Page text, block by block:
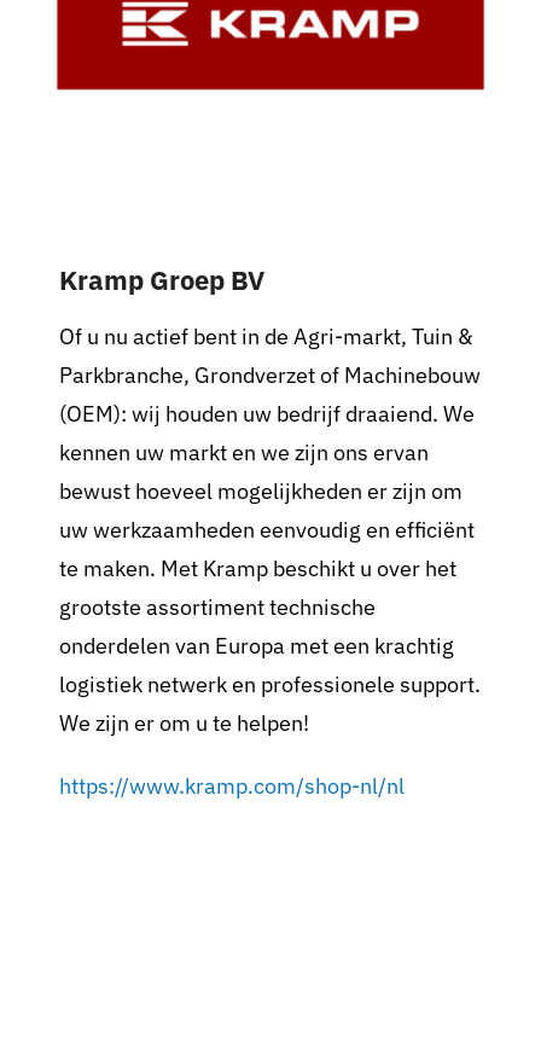
Zoeken
naar:
Kramp Groep BV
Of u nu actief bent in de Agri-markt, Tuin &
Parkbranche, Grondverzet of Machinebouw
(OEM): wij houden uw bedrijf draaiend. We
kennen uw markt en we zijn ons ervan
bewust hoeveel mogelijkheden er zijn om
uw werkzaamheden eenvoudig en efficiënt
te maken. Met Kramp beschikt u over het
grootste assortiment technische
onderdelen van Europa met een krachtig
logistiek netwerk en professionele support.
We zijn er om u te helpen!
https://www.kramp.com/shop-nl/nl